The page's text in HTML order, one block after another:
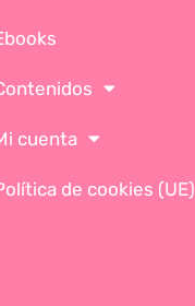
cuenta
de cookies (UE)